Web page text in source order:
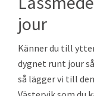
jour
Känner du till
dygnet runt jour
så lägger vi till